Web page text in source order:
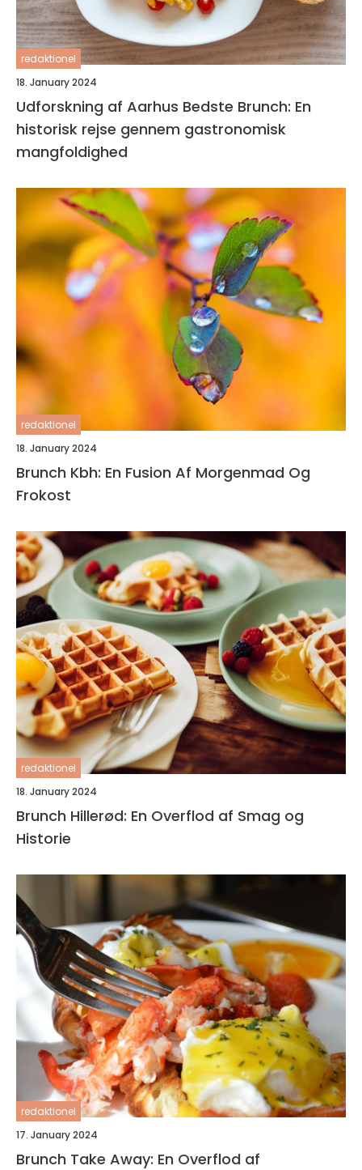
redaktionel
18. January 2024
Udforskning af Aarhus Bedste Brunch: En
historisk rejse gennem gastronomisk
mangfoldighed
redaktionel
18. January 2024
Brunch Kbh: En Fusion Af Morgenmad Og
Frokost
redaktionel
18. January 2024
Brunch Hillerød: En Overflod af Smag og
Historie
redaktionel
17. January 2024
Brunch Take Away: En Overflod af